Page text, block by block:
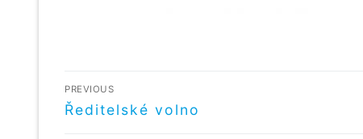
NAVIGACE
PRO
PREVIOUS
Předchozí
Ředitelské volno